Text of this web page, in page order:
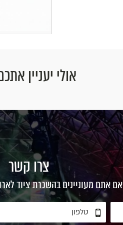
אולי יעניין
צרו קשר
אם אתם מעוניינים בהשכרת ציוד